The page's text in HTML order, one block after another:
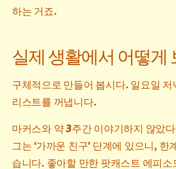
하는 거죠.
실제 생활에서 어떻게
구체적으로 만들어 봅시다. 일요일
리스트를 꺼냅니다.
마커스와 약 3주간 이야기하지 않았
그는 ‘가까운 친구’ 단계에 있으니, 한
습니다. 좋아할 만한 팟캐스트 에피소